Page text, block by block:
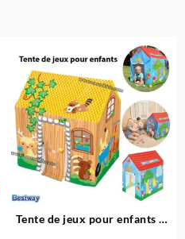
Tente de jeux pour enfants –